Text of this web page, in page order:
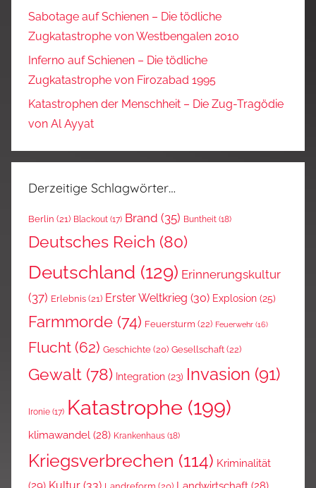
Sabotage auf Schienen – Die tödliche
Zugkatastrophe von Westbengalen 2010
Inferno auf Schienen – Die tödliche
Zugkatastrophe von Firozabad 1995
Katastrophen der Menschheit – Die Zug-Tragödie
von Al Ayyat
Derzeitige Schlagwörter…
Berlin (21) Blackout (17) Brand (35) Buntheit (18)
Deutsches Reich (80)
Deutschland (129) Erinnerungskultur
(37) Erlebnis (21) Erster Weltkrieg (30) Explosion (25)
Farmmorde (74) Feuersturm (22) Feuerwehr (16)
Flucht (62) Geschichte (20) Gesellschaft(22)
Gewalt (78) Integration (23) Invasion (91)
Ironie (17) Katastrophe (199)
klimawandel (28) Krankenhaus (18)
Kriegsverbrechen (114) Kriminalität